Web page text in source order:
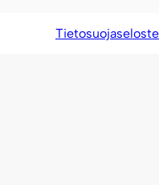
Tietosuojaseloste